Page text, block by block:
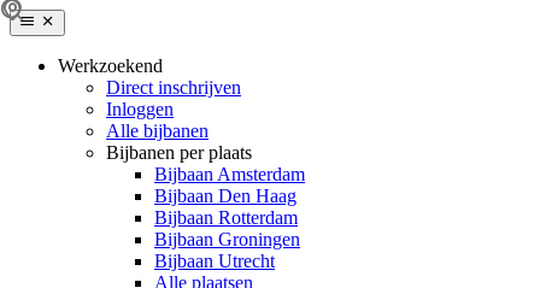
Werkzoekend
Direct inschrijven
Inloggen
Alle bijbanen
Bijbanen per plaats
Bijbaan Amsterdam
Bijbaan Den Haag
Bijbaan Rotterdam
Bijbaan Groningen
Bijbaan Utrecht
Alle plaatsen